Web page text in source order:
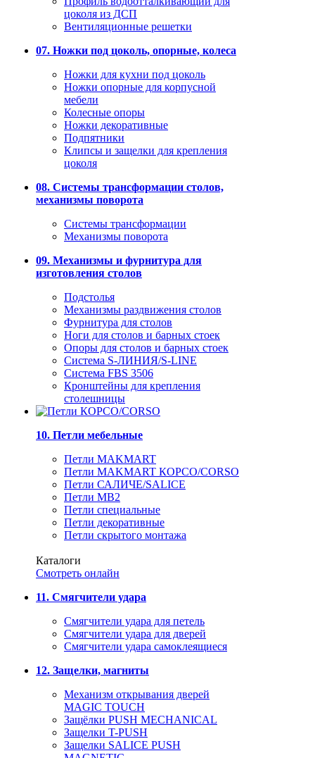
цоколя из ДСП
Вентиляционные решетки
07. Ножки под цоколь, опорные, колеса
Ножки для кухни под цоколь
Ножки опорные для корпусной
мебели
Колесные опоры
Ножки декоративные
Подпятники
Клипсы и защелки для крепления
цоколя
08. Системы трансформации столов,
механизмы поворота
Системы трансформации
Механизмы поворота
09. Механизмы и фурнитура для
изготовления столов
Подстолья
Механизмы раздвижения столов
Фурнитура для столов
Ноги для столов и барных стоек
Опоры для столов и барных стоек
Система S-ЛИНИЯ/S-LINE
Система FBS 3506
Кронштейны для крепления
столешницы
10. Петли мебельные
Петли MAKMART
Петли MAKMART КОРСО/CORSO
Петли САЛИЧЕ/SALICE
Петли MB2
Петли специальные
Петли декоративные
Петли скрытого монтажа
Каталоги
Смотреть онлайн
11. Смягчители удара
Смягчители удара для петель
Смягчители удара для дверей
Cмягчители удара самоклеящиеся
12. Защелки, магниты
Механизм открывания дверей
MAGIC TOUCH
Защёлки PUSH MECHANICAL
Защелки T-PUSH
Защелки SALICE PUSH